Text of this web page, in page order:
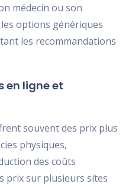
médecin ou son
options génériques
les recommandations
en ligne et
souvent des prix plus
physiques,
des coûts
prix sur plusieurs sites